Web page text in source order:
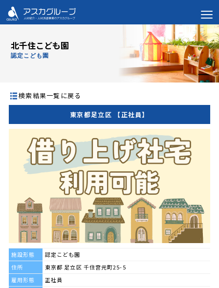
北千住こども園
認定こども園
検索結果一覧に戻る
東京都足立区 【正社員】
施設形態
認定こども園
住所
東京都 足立区 千住宮元町25-5
雇用形態
正社員